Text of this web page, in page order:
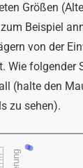
Größen
Beispiel
von der
Wie folgender
(halte den
zu sehen).